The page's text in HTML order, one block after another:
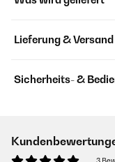
Lieferung & Versand
Sicherheits- &